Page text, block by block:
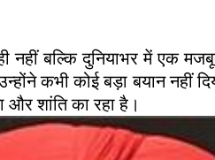
नहीं बल्कि दुनियाभर में एक
कभी कोई बड़ा बयान नहीं
और शांति का रहा है।